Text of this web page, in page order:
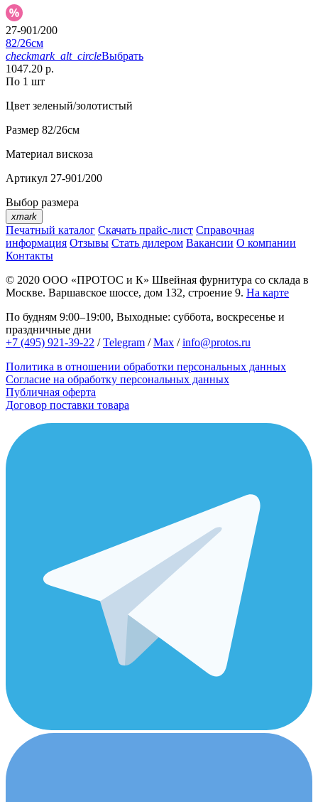
27-901/200
82/26см
checkmark_alt_circleВыбрать
1047.20 р.
По 1 шт
Цвет зеленый/золотистый
Размер 82/26см
Материал вискоза
Артикул 27-901/200
Выбор размера
xmark
Печатный каталог Скачать прайс-лист Справочная
информация Отзывы Стать дилером Вакансии О компании
Контакты
© 2020 ООО «ПРОТОС и К» Швейная фурнитура со склада в
Москве. Варшавское шоссе, дом 132, строение 9. На карте
По будням 9:00–19:00, Выходные: суббота, воскресенье и
праздничные дни
+7 (495) 921-39-22 /Telegram /Max /info@protos.ru
Политика в отношении обработки персональных данных
Согласие на обработку персональных данных
Публичная оферта
Договор поставки товара